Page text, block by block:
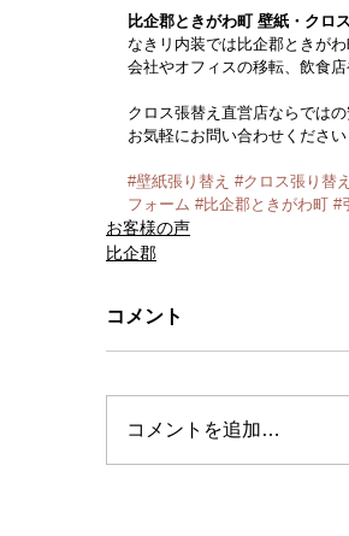
比企郡ときがわ町 壁紙・クロ
なきリ内装では比企郡ときが
会社やオフィスの移転、飲食
クロス張替え直営店ならでは
お気軽にお問い合わせください
#壁紙張り替え #クロス張り替え
フォーム #比企郡ときがわ町 #
お客様の声
比企郡
コメント
コメントを追加…